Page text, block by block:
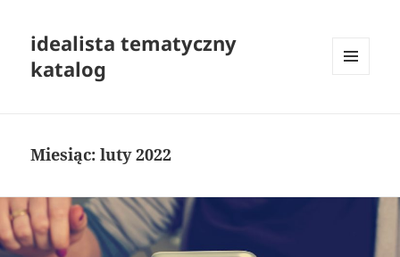
idealista tematyczny
katalog
Miesiąc:luty 2022